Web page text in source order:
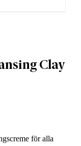
Clay
för alla